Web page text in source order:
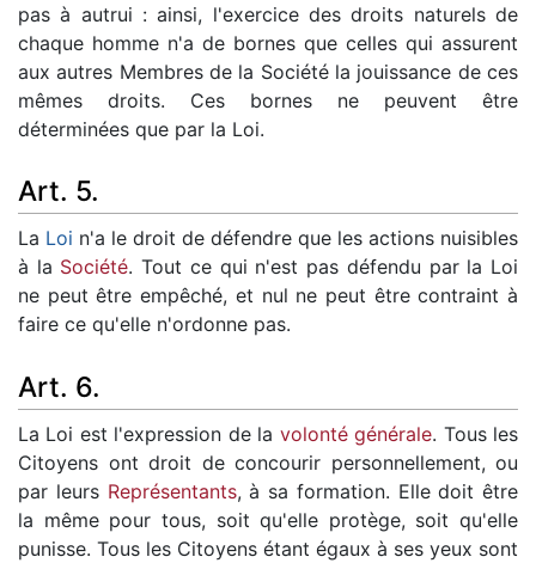
pas à autrui : ainsi, l'exercice des droits naturels de
chaque homme n'a de bornes que celles qui assurent
aux autres Membres de la Société la jouissance de ces
mêmes droits. Ces bornes ne peuvent être
déterminées que par la Loi.
Art. 5.
La Loi n'a le droit de défendre que les actions nuisibles
à la Société. Tout ce qui n'est pas défendu par la Loi
ne peut être empêché, et nul ne peut être contraint à
faire ce qu'elle n'ordonne pas.
Art. 6.
La Loi est l'expression de la volonté générale. Tous les
Citoyens ont droit de concourir personnellement, ou
par leurs Représentants, à sa formation. Elle doit être
la même pour tous, soit qu'elle protège, soit qu'elle
punisse. Tous les Citoyens étant égaux à ses yeux sont